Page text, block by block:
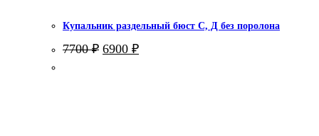
Купальник раздельный бюст С, Д без поролона
7700₽ Первоначальная
6900 ₽Текущая